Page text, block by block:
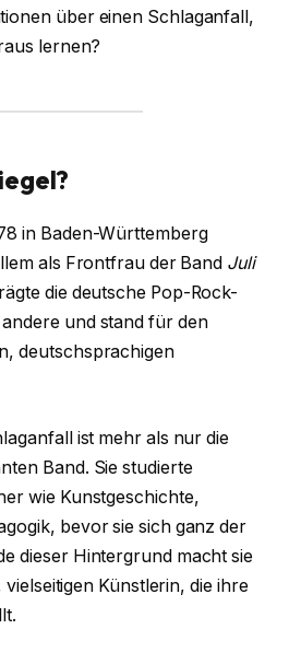
über einen Schlaganfall,
lernen?
in Baden-Württemberg
als Frontfrau der Band Juli
die deutsche Pop-Rock-
und stand für den
deutschsprachigen
ist mehr als nur die
Band. Sie studierte
wie Kunstgeschichte,
bevor sie sich ganz der
dieser Hintergrund macht sie
Künstlerin, die ihre